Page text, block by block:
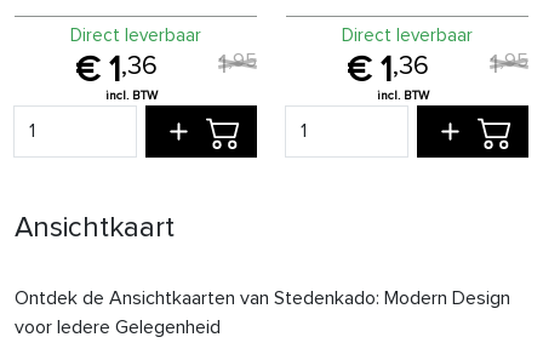
1 ,36 1,95
Direct leverbaar
1 ,36 1,95
Direct leverbaar
Ansichtkaart
Ontdek de Ansichtkaarten van Stedenkado: Modern Design
voor Iedere Gelegenheid